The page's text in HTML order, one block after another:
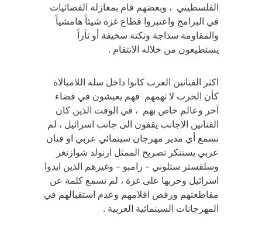
الفلسطيني ، وبعضهم قام بمغازلة الفضائيات
في البرامج واعتبروا قطاع غزة شيئاً هامشياً
والمقاومة سذاجة ونكتة سخيفة أو ثأراً
يستطيعون من خلاله الانتقام .
اكثر الفنانين العرب كانوا داخل سلة اللامبالاة
كأن الحرب لا تهمهم فهم يعيشون في فضاء
آخر وعالم خاص بهم ، في الوقت الذين كان
الفنانين الاجانب يقفون الى جانب اسرائيل ، لم
نسمع أي مدير مهرجان سينمائي عربي او فنان
عربي يستنكر تصريح الممثل ارنولد شوازنغر
وسلفستر ستلوني – رامبو – وغيرهم الذين ايدوا
اسرائيل وحربها على غزة ، لم نسمع كلمة عن
مقاطعتهم ورفض افلامهم وعدم استقبالهم في
المهرجانات السينمائية العربية .